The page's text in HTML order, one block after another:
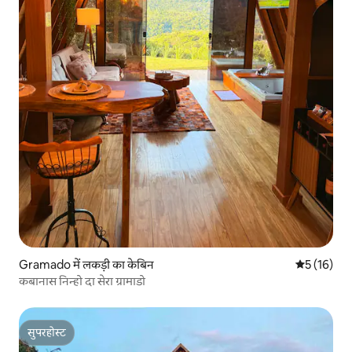
Gramado में लकड़ी का केबिन औसत रेटिंग
5 (16)
कबानास निन्हो दा सेरा ग्रामाडो
सुपरहोस्ट
सुपरहोस्ट